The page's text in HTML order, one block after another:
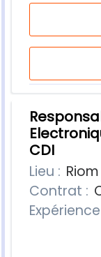
CDI
Lieu :
Contrat :